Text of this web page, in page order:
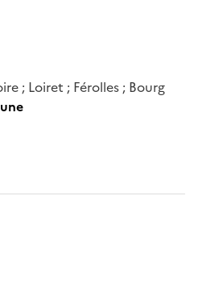
; Loiret ; Férolles ; Bourg